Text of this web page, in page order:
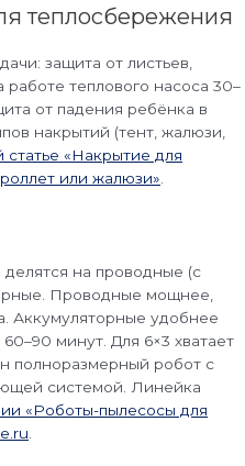
теплосбережения
защита от листьев,
теплового насоса 30–
от падения ребёнка в
накрытий (тент, жалюзи,
статье «Накрытие для
или жалюзи»
на проводные (с
Проводные мощнее,
Аккумуляторные удобнее
минут. Для 6×3 хватает
полноразмерный робот с
системой. Линейка
«Роботы-пылесосы для